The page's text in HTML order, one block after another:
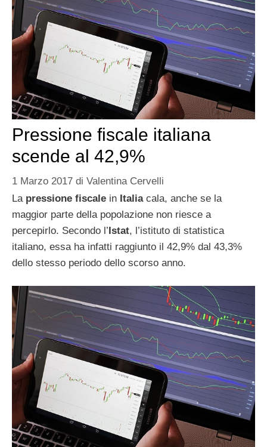
Pressione fiscale italiana
scende al 42,9%
1 Marzo 2017 di Valentina Cervelli
La pressione fiscale in Italiacala, anche se la
maggior parte della popolazione non riesce a
percepirlo. Secondo l’Istat, l’istituto di statistica
italiano, essa ha infatti raggiunto il 42,9% dal 43,3%
dello stesso periodo dello scorso anno.